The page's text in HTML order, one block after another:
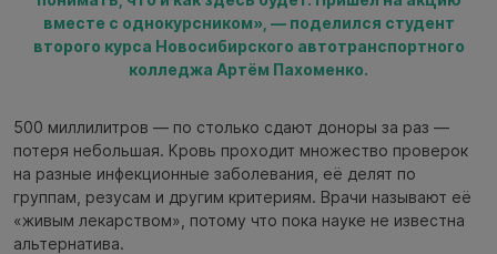
вместе с однокурсником», — поделился студент
второго курса Новосибирского автотранспортного
колледжа Артём Пахоменко.
500 миллилитров — по столько сдают доноры за раз —
потеря небольшая. Кровь проходит множество проверок
на разные инфекционные заболевания, её делят по
группам, резусам и другим критериям. Врачи называют её
«живым лекарством», потому что пока науке не известна
альтернатива.